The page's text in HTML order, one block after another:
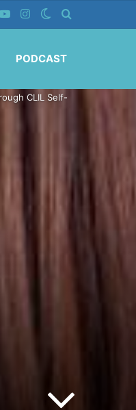
YouTubeInstagramSwitch skin
PODCAST
CLIL Self-